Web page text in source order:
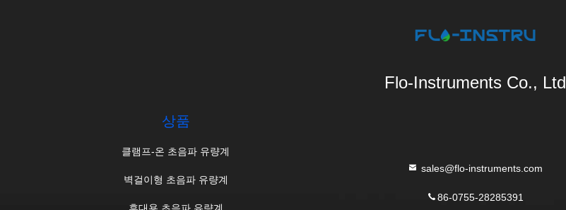
Flo-Instruments Co., Ltd
상품
클램프-온 초음파 유량계
벽걸이형 초음파 유량계
sales@flo-instruments.com
86-0755-28285391